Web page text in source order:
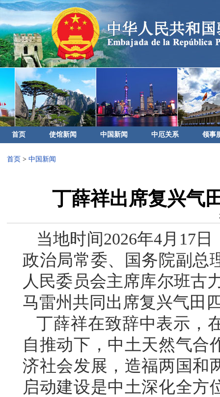
首页 使馆新闻 中国新闻 中厄关系 领事
首页 > 中国新闻
丁薛祥出席复兴气
当地时间2026年4月17
政治局常委、国务院副总
人民委员会主席库尔班古
马雷州共同出席复兴气田
丁薛祥在致辞中表示，
自推动下，中土天然气合
济社会发展，造福两国和
启动建设是中土深化全方